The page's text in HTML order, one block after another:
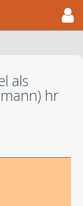
als
hr